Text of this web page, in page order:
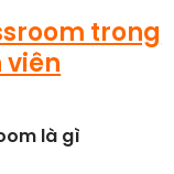
trong
viên
là gì